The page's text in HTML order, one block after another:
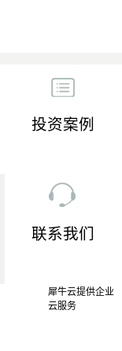
投资案例
联系我们
犀牛云提供企业
云服务